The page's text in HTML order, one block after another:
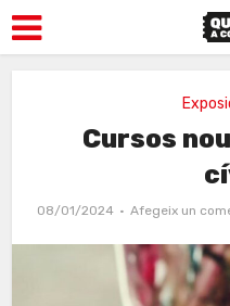
Cursos
08/01/2024 Afegeix un